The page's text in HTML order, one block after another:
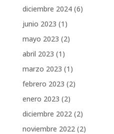
diciembre 2024(6)
junio 2023 (1)
mayo 2023 (2)
abril 2023 (1)
marzo 2023 (1)
febrero 2023 (2)
enero 2023 (2)
diciembre 2022(2)
noviembre 2022(2)